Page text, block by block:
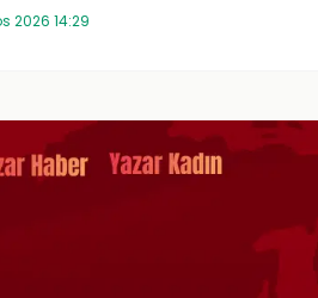
2026 14:29